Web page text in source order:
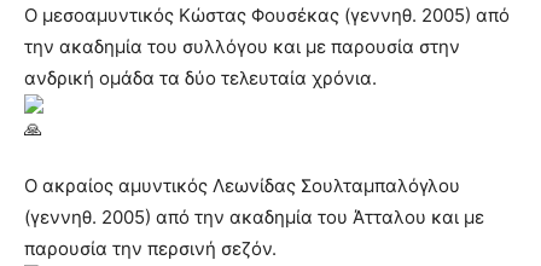
Ο μεσοαμυντικός Κώστας Φουσέκας (γεννηθ. 2005) από
την ακαδημία του συλλόγου και με παρουσία στην
ανδρική ομάδα τα δύο τελευταία χρόνια.
Ο ακραίος αμυντικός Λεωνίδας Σουλταμπαλόγλου
(γεννηθ. 2005) από την ακαδημία του Άτταλου και με
παρουσία την περσινή σεζόν.